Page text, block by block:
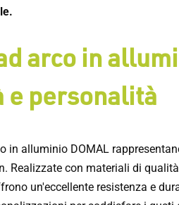
arco in
e personalità
in alluminio DOMAL
Realizzate con materiali di
un'eccellente resistenza e